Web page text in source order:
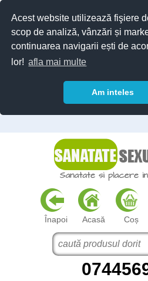
Acest website utilizează fişiere
scop de analiză, vânzări și
continuarea navigarii ești de
lor! afla mai multe
Am inteles
Înapoi Acasă Coș